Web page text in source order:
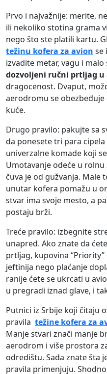
Prvo i najvažnije: merite,
ili nekoliko stotina grama
nego što ste platili kartu.
težinu kofera za avion se
izvadite metar, vagu i
dozvoljeni ručni prtljag u
dragocenost. Dvaput,
aerodromu se
kuće.
Drugo pravilo: pakujte sa
da ponesete tri para cipela
univerzalne komade koji
Umotavanje odeće u
čuva je od gužvanja. Male
unutar kofera pomažu u
stvar ima svoje mesto, a
postaju brži.
Treće pravilo: izbegnite
unapred. Ako znate da
prtljag, kupovina
jeftinija nego plaćanje
ranije ćete se ukrcati u
u pregradi iznad glave, i
Putnici iz Srbije koji čitaju
pravila težine kofera za
Manje stvari znači manje
aerodrom i više prostora
odredištu. Sada znate šta
pravila primenjuju.